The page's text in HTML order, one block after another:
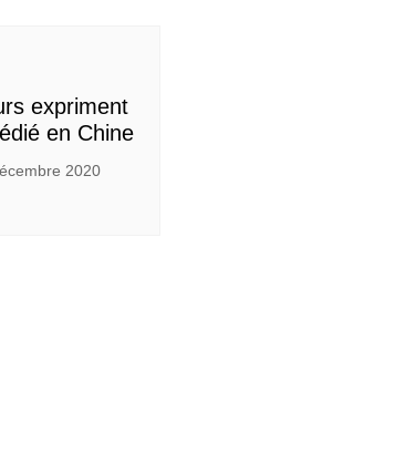
expriment
en Chine
2020